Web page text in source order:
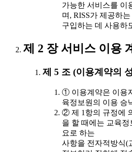
가능한 서비스를 이
며, RISS가 제공하
구입하는 데 사용하
제 2 장 서비스 이용
제 5 조 (이용계약의
① 이용계약은 이용
육정보원의 이용 승
② 제 1항의 규정에
을 할 때에는 교육
요로 하는
사항을 전자적방식(